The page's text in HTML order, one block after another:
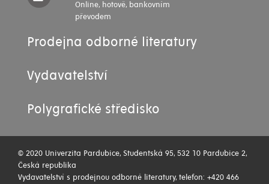
Online, hotově, bankovním
převodem
Prodejna odborné literatury
Vydavatelství
Polygrafické středisko
© 2020 Univerzita Pardubice, Studentská 95, 532 10 Pardubice 2,
Česká republika
Vydavatelství s prodejnou odborné literatury, telefon: +420 466